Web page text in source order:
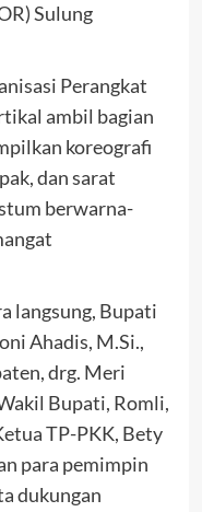
Sulung
Perangkat
ambil bagian
koreografi
dan sarat
berwarna-
langsung, Bupati
Ahadis, M.Si.,
drg. Meri
Bupati, Romli,
TP-PKK, Bety
para pemimpin
dukungan